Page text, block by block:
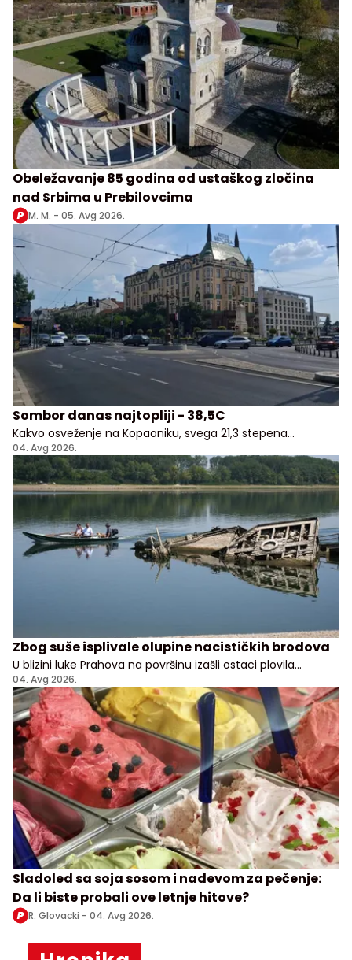
Obeležavanje 85 godina od ustaškog zločina
nad Srbima u Prebilovcima
M. M. - 05. Avg 2026.
Sombor danas najtopliji - 38,5C
Kakvo osveženje na Kopaoniku, svega 21,3 stepena
Celzijusa!
04. Avg 2026.
Zbog suše isplivale olupine nacističkih brodova
U blizini luke Prahova na površinu izašli ostaci plovila
potopljenih tokom nemačkog povlačenja sa Balkana
04. Avg 2026.
Sladoled sa soja sosom i nadevom za pečenje:
Da li biste probali ove letnje hitove?
R. Glovacki - 04. Avg 2026.